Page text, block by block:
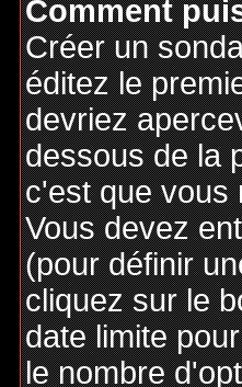
Comment
Créer un
éditez le
devriez
dessous de la
c'est que vous
Vous devez
(pour définir
cliquez sur le
date limite
le nombre